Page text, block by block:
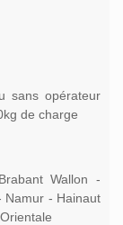
sans opérateur
de charge
Wallon -
Namur - Hainaut